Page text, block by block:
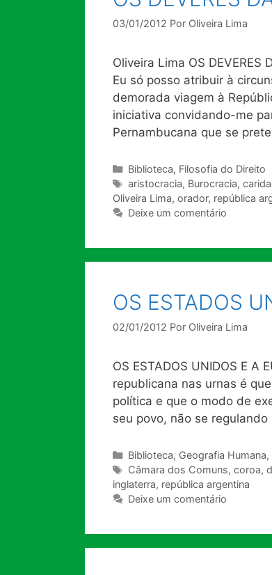
03/01/2012 Por Oliveira Lima
Oliveira Lima OS DEVERES
Eu só posso atribuir à
demorada viagem à
iniciativa convidando-me
Pernambucana que se
Categorias
Biblioteca, Filosofia do Direito
Tags
aristocracia, Burocracia,
Oliveira Lima, orador, república
Deixe um comentário
OS ESTADOS
02/01/2012 Por Oliveira Lima
OS ESTADOS UNIDOS E A
republicana nas urnas é
política e que o modo de
seu povo, não se
Categorias
Biblioteca, Geografia Humana,
Tags
Câmara dos Comuns, coroa,
inglaterra, república argentina
Deixe um comentário